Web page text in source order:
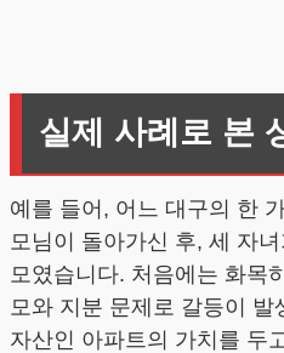
실제 사례로 본
예를 들어, 어느 대구의 한
모님이 돌아가신 후, 세 자
모였습니다. 처음에는 화목
모와 지분 문제로 갈등이
자산인 아파트의 가치를 두